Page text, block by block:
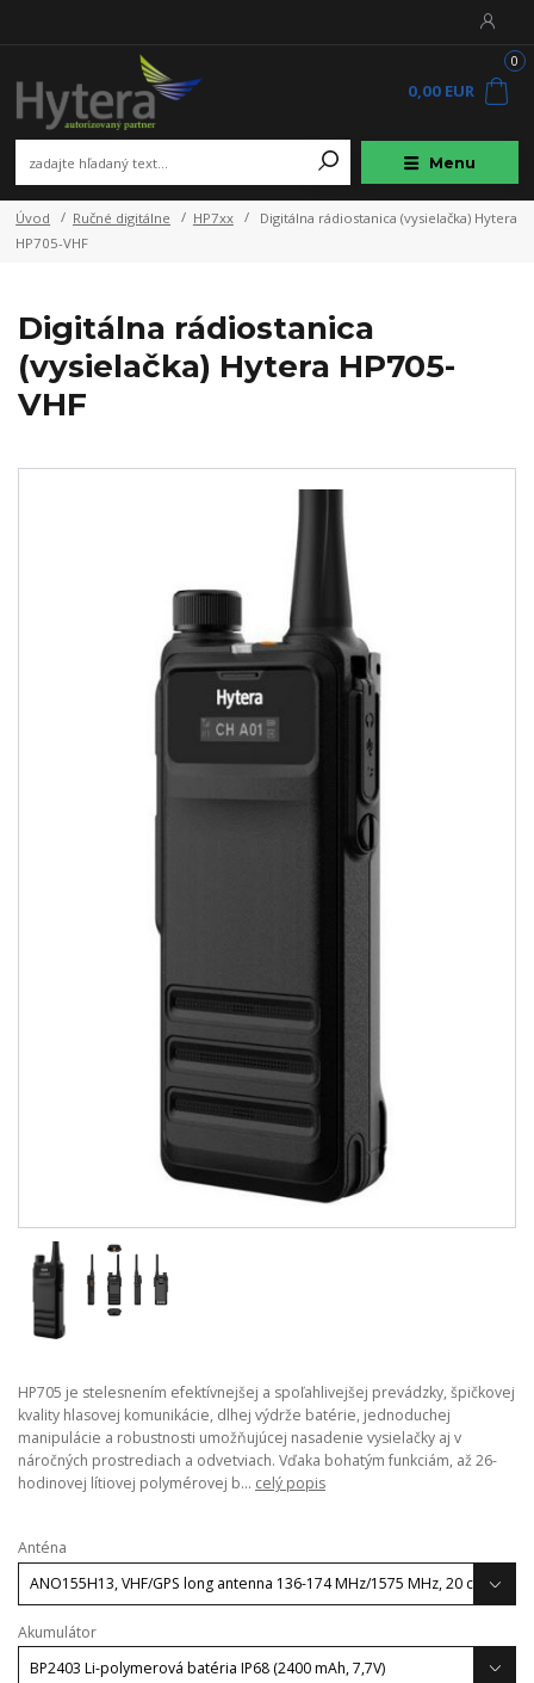
Menu
0
0,00 EUR
Úvod Ručné digitálne HP7xx
Digitálna rádiostanica (vysielačka) Hytera
HP705-VHF
Digitálna rádiostanica
(vysielačka) Hytera HP705-
VHF
HP705 je stelesnením efektívnejšej a spoľahlivejšej prevádzky, špičkovej
kvality hlasovej komunikácie, dlhej výdrže batérie, jednoduchej
manipulácie a robustnosti umožňujúcej nasadenie vysielačky aj v
náročných prostrediach a odvetviach. Vďaka bohatým funkciám, až 26-
hodinovej lítiovej polymérovej b... celý popis
Anténa
Akumulátor